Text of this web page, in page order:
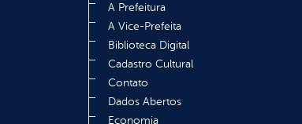
A Prefeitura
A Vice-Prefeita
Biblioteca Digital
Cadastro Cultural
Contato
Dados Abertos
Economia